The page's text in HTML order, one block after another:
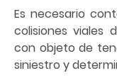
Es necesario
colisiones viales
con objeto de
siniestro y